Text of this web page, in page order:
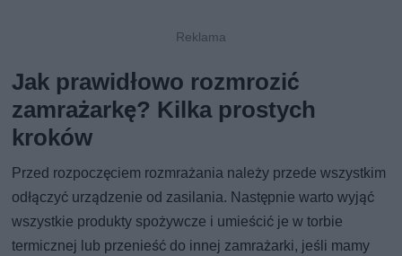
Jak prawidłowo rozmrozić
zamrażarkę? Kilka prostych
kroków
Przed rozpoczęciem rozmrażania należy przede wszystkim
odłączyć urządzenie od zasilania. Następnie warto wyjąć
wszystkie produkty spożywcze i umieścić je w torbie
termicznej lub przenieść do innej zamrażarki, jeśli mamy